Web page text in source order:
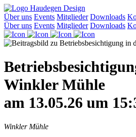
Über uns Events Mitglieder Downloads
Über uns Events Mitglieder Downloads
Winkler Mühle
am 13.05.26 um
Winkler Mühle